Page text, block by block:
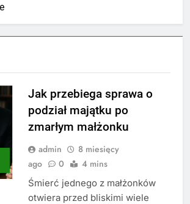
Jak przebiega sprawa o
podział majątku po
zmarłym małżonku
admin
8 miesięcy
ago
0 4 mins
Śmierć jednego z małżonków
otwiera przed bliskimi wiele